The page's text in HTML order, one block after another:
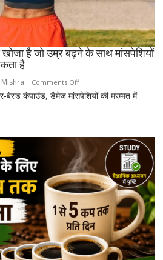
खोजा है जो उम्र बढ़ने के साथ मांसपेशियों
है
Comments Offon
रिसर्चर्स
कंपाउंड
खोजा
है
जो
बढ़ने
के
साथ
मांसपेशियों
बेस्ड कंपाउंड, डैमेज मांसपेशियों की मरम्मत में